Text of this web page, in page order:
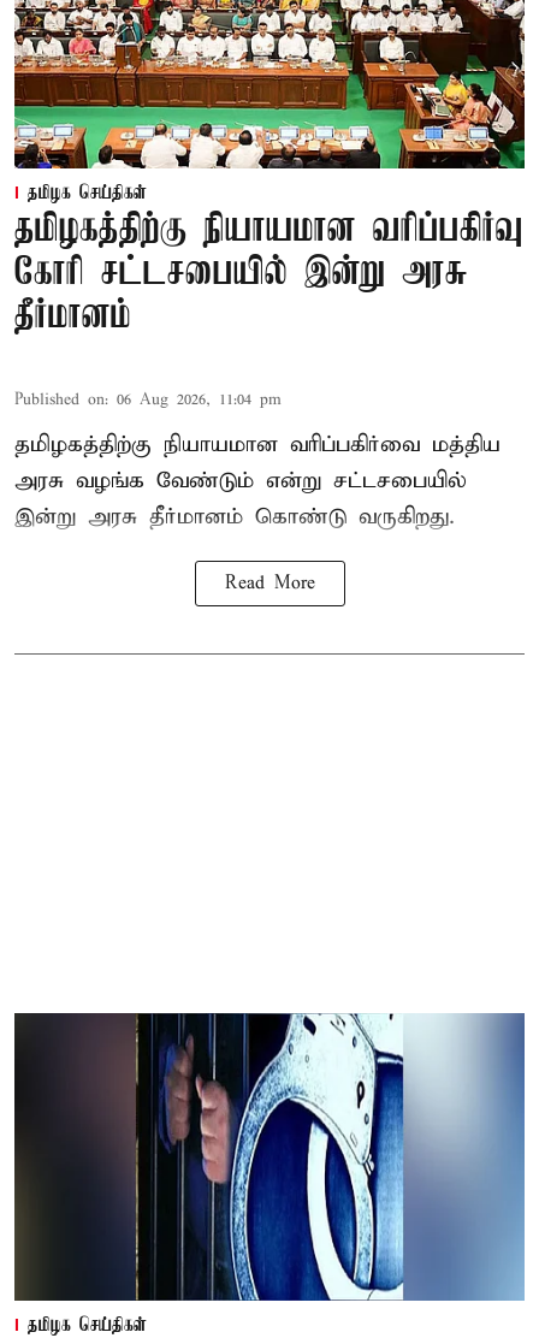
தமிழக செய்திகள்
தமிழகத்திற்கு நியாயமான வரிப்பகிர்வு
கோரி சட்டசபையில் இன்று அரசு
தீர்மானம்
Published on: 06 Aug 2026, 11:04 pm
தமிழகத்திற்கு நியாயமான வரிப்பகிர்வை மத்திய
அரசு வழங்க வேண்டும் என்று சட்டசபையில்
இன்று அரசு தீர்மானம் கொண்டு வருகிறது.
Read More
தமிழக செய்திகள்